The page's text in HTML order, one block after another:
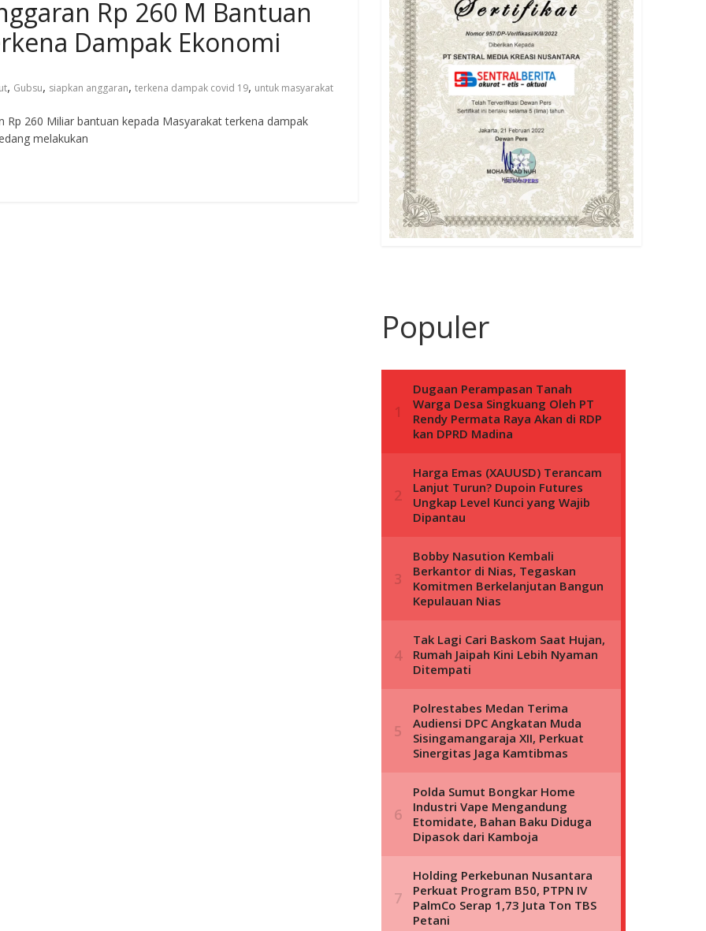
Rp 260 M Bantuan
Dampak Ekonomi
, Gubsu, siapkan anggaran, terkena dampak covid 19, untuk masyarakat
260 Miliar bantuan kepada Masyarakat terkena dampak
melakukan
Populer